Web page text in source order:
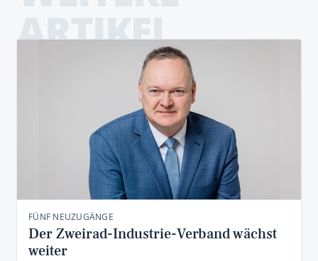
ARTIKEL
FÜNF NEUZUGÄNGE
Der Zweirad-Industrie-Verband wächst
weiter